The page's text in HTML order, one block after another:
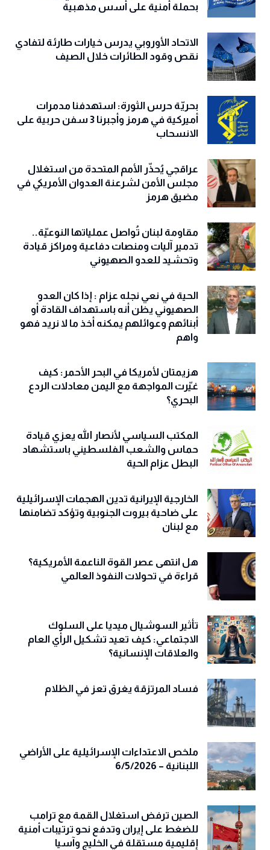
بحملة أمنية على أسس مذهبية
الاتحاد الأوروبي يدرس خيارات طارئة لتفادي
نقص وقود الطائرات خلال الصيف
بحريّة حرس الثورة: استهدفنا مدمرات
أميركية في هرمز وأجبرنا 3 سفن حربية على
الانسحاب
عراقجي يُحذّر الأمم المتحدة من استغلال
مجلس الأمن لشرعنة العدوان الأمريكي في
مضيق هرمز
مقاومة لبنان تُواصل عملياتها النوعيّة..
تدمير آليات ومنصات دفاعية ومراكز قيادة
وتحشيد للعدو الصهيوني
الحية في نعي نجله عزام : إذا كان العدو
الصهيوني يظن أنه باستهداف القادة أو
أبنائهم وعوائلهم يمكنه أخذ ما لا نريد فهو
واهم
هزيمتان لأمريكا في البحر الأحمر: كيف
غيّرت المواجهة مع اليمن معادلات الردع
البحري؟
المكتب السياسي لأنصار الله يعزي قيادة
حماس والشعب الفلسطيني باستشهاد
البطل عزام الحية
الخارجية الإيرانية تدين الهجمات الإسرائيلية
على ضاحية بيروت الجنوبية وتؤكد تضامنها
مع لبنان
هل انتهى عصر القوة الناعمة الأمريكية؟
قراءة في تحولات النفوذ العالمي
تأثير السوشيال ميديا على السلوك
الاجتماعي: كيف تعيد تشكيل الرأي العام
والعلاقات الإنسانية؟
فساد المرتزقة يغرق تعز في الظلام
ملخص الاعتداءات الإسرائيلية على الأراضي
اللبنانية – 6/5/2026
الصين ترفض استغلال القمة مع ترامب
للضغط على إيران وتدفع نحو ترتيبات أمنية
إقليمية مستقلة في الخليج وآسيا